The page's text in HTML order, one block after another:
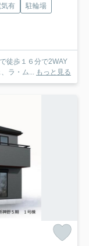
気有
駐輪場
徒歩１６分で2WAY
ラ・ム...
もっと見る